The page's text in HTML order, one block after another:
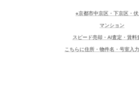
※京都市中京区・下京区・
マンション
スピード売却・AI査定・賃料
こちらに住所・物件名・号室入力